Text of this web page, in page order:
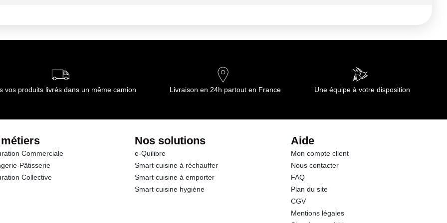
vos produits livrés dans un même camion Livraison en 24h partout en France Une équipe à votre disposition
Commerciale
Pâtisserie
Collective
Nos solutions
e-Quilibre
Smart cuisine à réchauffer
Smart cuisine à emporter
Smart cuisine hygiène
Aide
Mon compte client
Nous contacter
FAQ
Plan du site
CGV
Mentions légales